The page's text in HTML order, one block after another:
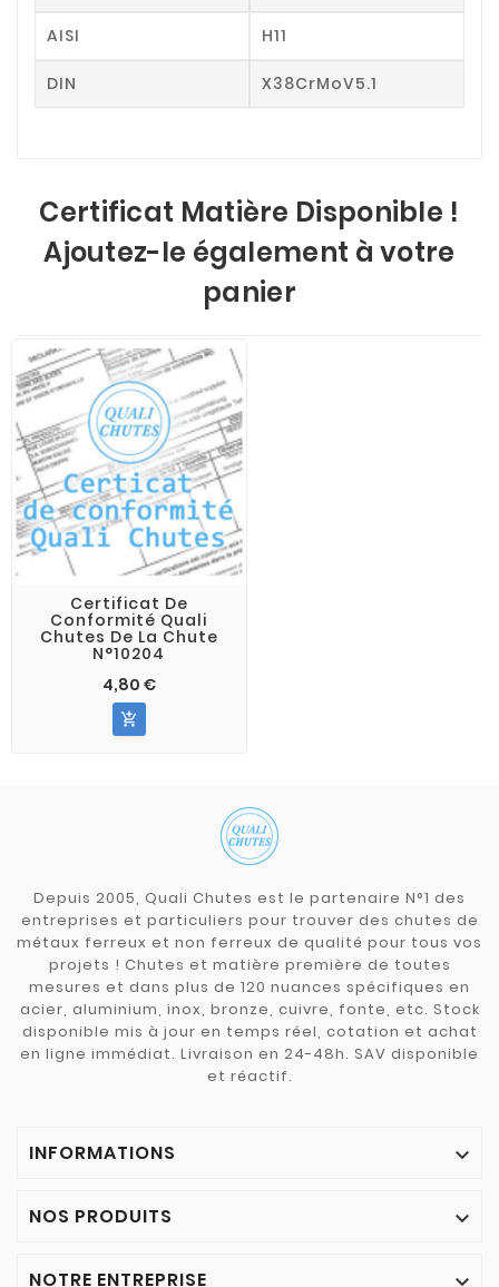
AISI H11
DIN X38CrMoV5.1
Certificat Matière Disponible !
Ajoutez-le également à votre
panier
Certificat De
Conformité Quali
Chutes De La Chute
N°10204
4,80 €

Depuis 2005, Quali Chutes est le partenaire N°1 des
entreprises et particuliers pour trouver des chutes de
métaux ferreux et non ferreux de qualité pour tous vos
projets ! Chutes et matière première de toutes
mesures et dans plus de 120 nuances spécifiques en
acier, aluminium, inox, bronze, cuivre, fonte, etc. Stock
disponible mis à jour en temps réel, cotation et achat
en ligne immédiat. Livraison en 24-48h. SAV disponible
et réactif.
INFORMATIONS 
NOS PRODUITS 
NOTRE ENTREPRISE